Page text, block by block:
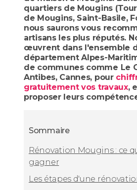
quartiers de Mougins
de Mougins, Saint-Basile,
nous saurons vous
artisans les plus réputés.
œuvrent dans l'ensemble
département Alpes-
de communes comme Le
Antibes, Cannes, pour
gratuitement vos travaux,
proposer leurs
Sommaire
Rénovation Mougins : ce
gagner
Les étapes d'une